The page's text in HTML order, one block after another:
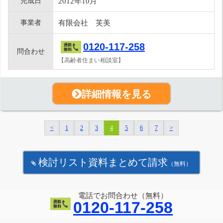
事業者 有限会社 芙美
問合わせ 0120-117-258
【高齢者住まい相談室】
詳細情報を見る
< 1 2 3 4 5 6 7 >
検討リスト資料まとめて請求 （無料）
電話でお問合わせ（無料）
0120-117-258